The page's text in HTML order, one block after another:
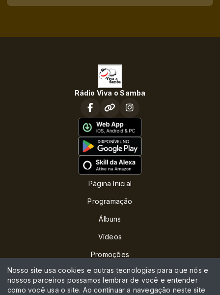
Rádio Viva o Samba
Página Inicial
Programação
Álbuns
Vídeos
Promoções
Eventos
Locutores
Nosso site usa cookies e outras tecnologias para que nós e
nossos parceiros possamos lembrar de você e entender
como você usa o site. Ao continuar a navegação neste site